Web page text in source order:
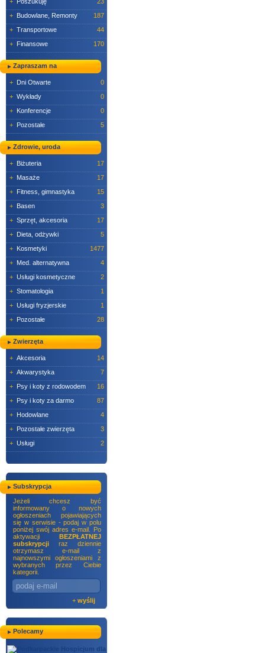
+ Budowlane, Remonty
187
+ Transportowe
44
+ Finansowe 170
Zapraszam na
+ Dni Otwarte
0
+ Wykłady
0
+ Konferencje
0
+ Pozostałe 5
Zdrowie, uroda
+ Biżuteria
17
+ Masaże
17
+ Fitness, gimnastyka
15
+ Basen
3
+ Sprzęt, akcesoria
17
+ Dieta, odżywki
5
+ Kosmetyki
1477
+ Med. alternatywna
4
+ Usługi kosmetyczne
2
+ Stomatologia
1
+ Usługi fryzjerskie
1
+ Pozostałe 28
Zwierzęta
+ Akcesoria
14
+ Akwarystyka
7
+ Psy i koty z rodowodem
16
+ Psy i koty za darmo
87
+ Hodowlane
4
+ Pozostałe zwierzęta
3
+ Usługi 2
Subskrypcja
Jeżeli chcesz być
informowany o nowych
ogłoszeniach pojawiających
się w serwisie - podaj w polu
poniżej swój adres e-mail. Po
aktywacji BEZPŁATNEJ
subskrypcji raz dziennie
otrzymasz e-mail z
najnowszymi ogłoszeniami z
wybranych przez Ciebie
kategorii.
+ wyślij
Polecamy